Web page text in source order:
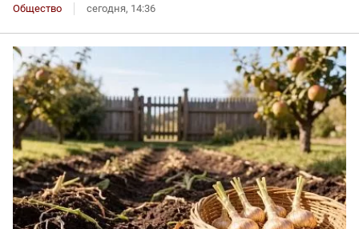
Общество сегодня, 14:36